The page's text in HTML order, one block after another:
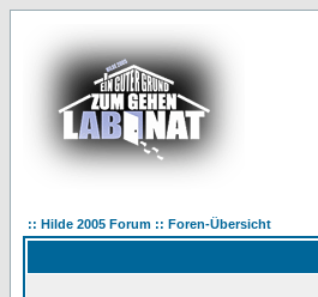
:: Hilde 2005 Forum :: Foren-Übersicht